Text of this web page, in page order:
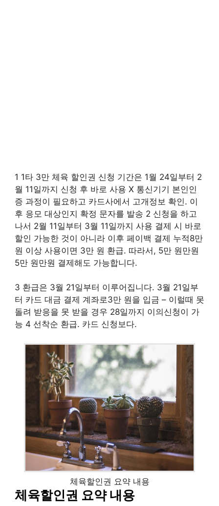
1 1타 3만 체육 할인권 신청 기간은 1월 24일부터 2
월 11일까지 신청 후 바로 사용 X 통신기기 본인인
증 과정이 필요하고 카드사에서 고개정보 확인. 이
후 응모 대상인지 확정 문자를 발송 2 신청을 하고
나서 2월 11일부터 3월 11일까지 사용 결제 시 바로
할인 가능한 것이 아니라 이후 페이백 결제 누적8만
원 이상 사용이면 3만 원 환급. 따라서, 5만 원만원
5만 원만원 결제해도 가능합니다.
3 환급은 3월 21일부터 이루어집니다. 3월 21일부
터 카드 대금 결제 계좌로3만 원을 입금 – 이럴때 못
돌려 받응을 못 받을 경우 28일까지 이의신청이 가
능 4 선착순 환급. 카드 신청보다.
체육할인권 요약 내용
체육할인권 요약 내용